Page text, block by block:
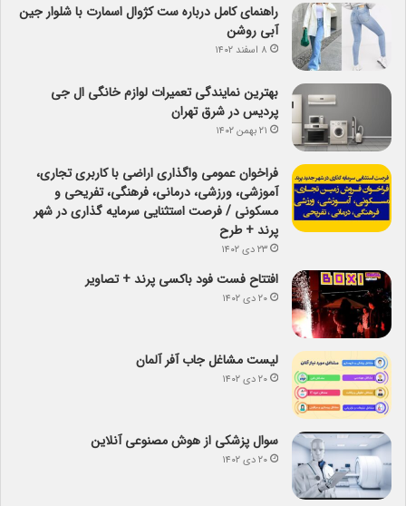
راهنمای کامل درباره ست کژوال اسمارت با شلوار جین
آبی روشن
۸ اسفند ۱۴۰۲
بهترین نمایندگی تعمیرات لوازم خانگی ال جی
پردیس در شرق تهران
۲۱ بهمن ۱۴۰۲
فراخوان عمومی واگذاری اراضی با کاربری تجاری،
آموزشی، ورزشی، درمانی، فرهنگی، تفریحی و
مسکونی / فرصت استثنایی سرمایه گذاری در شهر
پرند + طرح
۲۳ دی ۱۴۰۲
افتتاح فست فود باکسی پرند + تصاویر
۲۰ دی ۱۴۰۲
لیست مشاغل جاب آفر آلمان
۲۰ دی ۱۴۰۲
سوال پزشکی از هوش مصنوعی آنلاین
۲۰ دی ۱۴۰۲